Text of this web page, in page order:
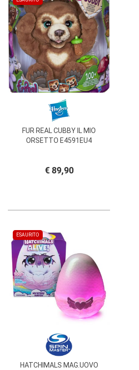
FUR REAL CUBBY IL MIO
ORSETTO E4591EU4
€ 89,90
ESAURITO
HATCHIMALS MAG.UOVO